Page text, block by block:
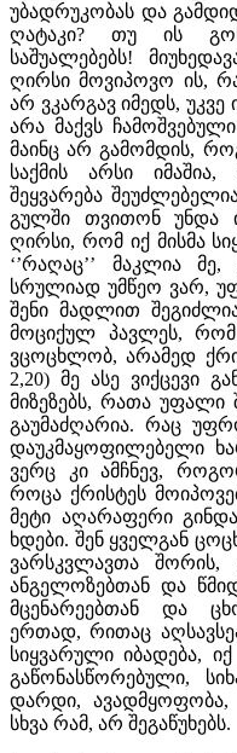
უბადრუკობას და
ღატაკი? თუ ის
საშუალებებს!
ღირსი მოვიპოვო ის,
არ ვკარგავ იმედს, უკვე
არა მაქვს
მაინც არ გამომდის,
საქმის არსი
შეყვარება
გულში თვითონ უნდა
ღირსი, რომ იქ მისმა
‘’რაღაც’’ მაკლია
სრულიად უმწეო ვარ,
შენი მადლით
მოციქულ პავლეს,
ვცოცხლობ, არამედ
2,20) მე ასე ვიქცევი
მიზეზებს, რათა უფალი
გაუმაძღარია. რაც
დაუკმაყოფილებელი
ვერც კი ამჩნევ,
როცა ქრისტეს
მეტი აღარაფერი
ხდები. შენ ყველგან
ვარსკვლავთა შორის,
ანგელოზებთან და
მცენარეებთან და
ერთად, რითაც
სიყვარული იბადება,
გაწონასწორებული,
დარდი, ავადმყოფობა,
სხვა რამ, არ შეგაწუხებს.